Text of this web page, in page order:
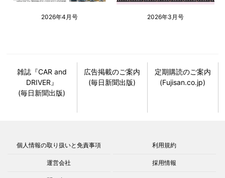
2026年4月号 2026年3月号
雑誌『CAR and
DRIVER』
(毎日新聞出版)
広告掲載のご案内
(毎日新聞出版)
定期購読のご案内
(Fujisan.co.jp)
個人情報の取り扱いと免責事項 利用規約
運営会社 採用情報